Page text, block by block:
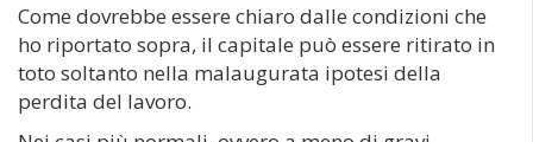
Come dovrebbe essere chiaro dalle condizioni che
ho riportato sopra, il capitale può essere ritirato in
toto soltanto nella malaugurata ipotesi della
perdita del lavoro.